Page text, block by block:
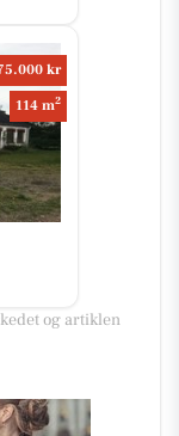
kr
114 m2
og artiklen